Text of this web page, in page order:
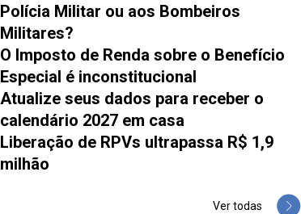
Polícia Militar ou aos Bombeiros
Militares?
O Imposto de Renda sobre o Benefício
Especial é inconstitucional
Atualize seus dados para receber o
calendário 2027 em casa
Liberação de RPVs ultrapassa R$ 1,9
milhão
Ver todas